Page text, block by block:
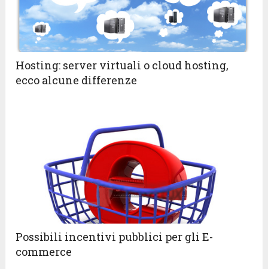
Hosting: server virtuali o cloud hosting,
ecco alcune differenze
Possibili incentivi pubblici per gli E-
commerce